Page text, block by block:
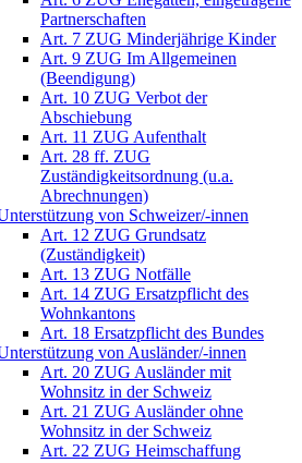
Partnerschaften
Art. 7 ZUG Minderjährige Kinder
Art. 9 ZUG Im Allgemeinen
(Beendigung)
Art. 10 ZUG Verbot der
Abschiebung
Art. 11 ZUG Aufenthalt
Art. 28 ff. ZUG
Zuständigkeitsordnung (u.a.
Abrechnungen)
von Schweizer/-innen
Art. 12 ZUG Grundsatz
(Zuständigkeit)
Art. 13 ZUG Notfälle
Art. 14 ZUG Ersatzpflicht des
Wohnkantons
Art. 18 Ersatzpflicht des Bundes
von Ausländer/-innen
Art. 20 ZUG Ausländer mit
Wohnsitz in der Schweiz
Art. 21 ZUG Ausländer ohne
Wohnsitz in der Schweiz
Art. 22 ZUG Heimschaffung